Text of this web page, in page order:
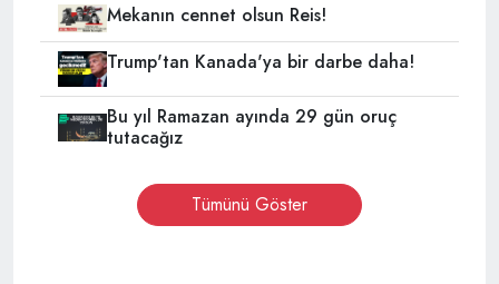
Mekanın cennet olsun Reis!
Trump'tan Kanada'ya bir darbe daha!
Bu yıl Ramazan ayında 29 gün oruç
tutacağız
Tümünü Göster